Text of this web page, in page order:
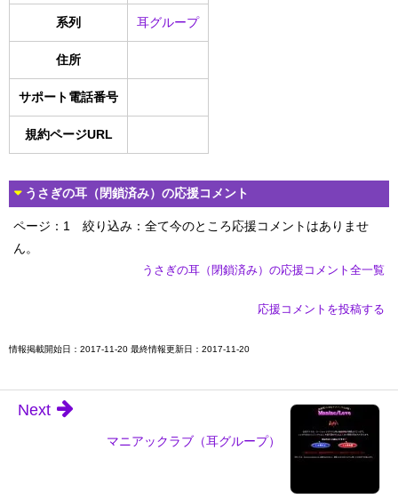
系列 耳グループ
住所
サポート電話番号
規約ページURL
うさぎの耳（閉鎖済み）の応援コメント
ページ：1 絞り込み：全て今のところ応援コメントはありませ
ん。
うさぎの耳（閉鎖済み）の応援コメント全一覧
応援コメントを投稿する
情報掲載開始日：2017-11-20 最終情報更新日：2017-11-20
マニアックラブ（耳グループ）
Next